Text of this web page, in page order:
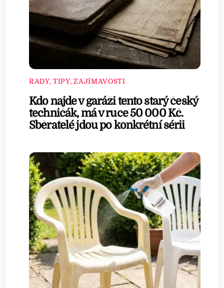
RADY, TIPY, ZAJÍMAVOSTI
Kdo najde v garáži tento starý český
techničák, má v ruce 50 000 Kč.
Sběratelé jdou po konkrétní sérii